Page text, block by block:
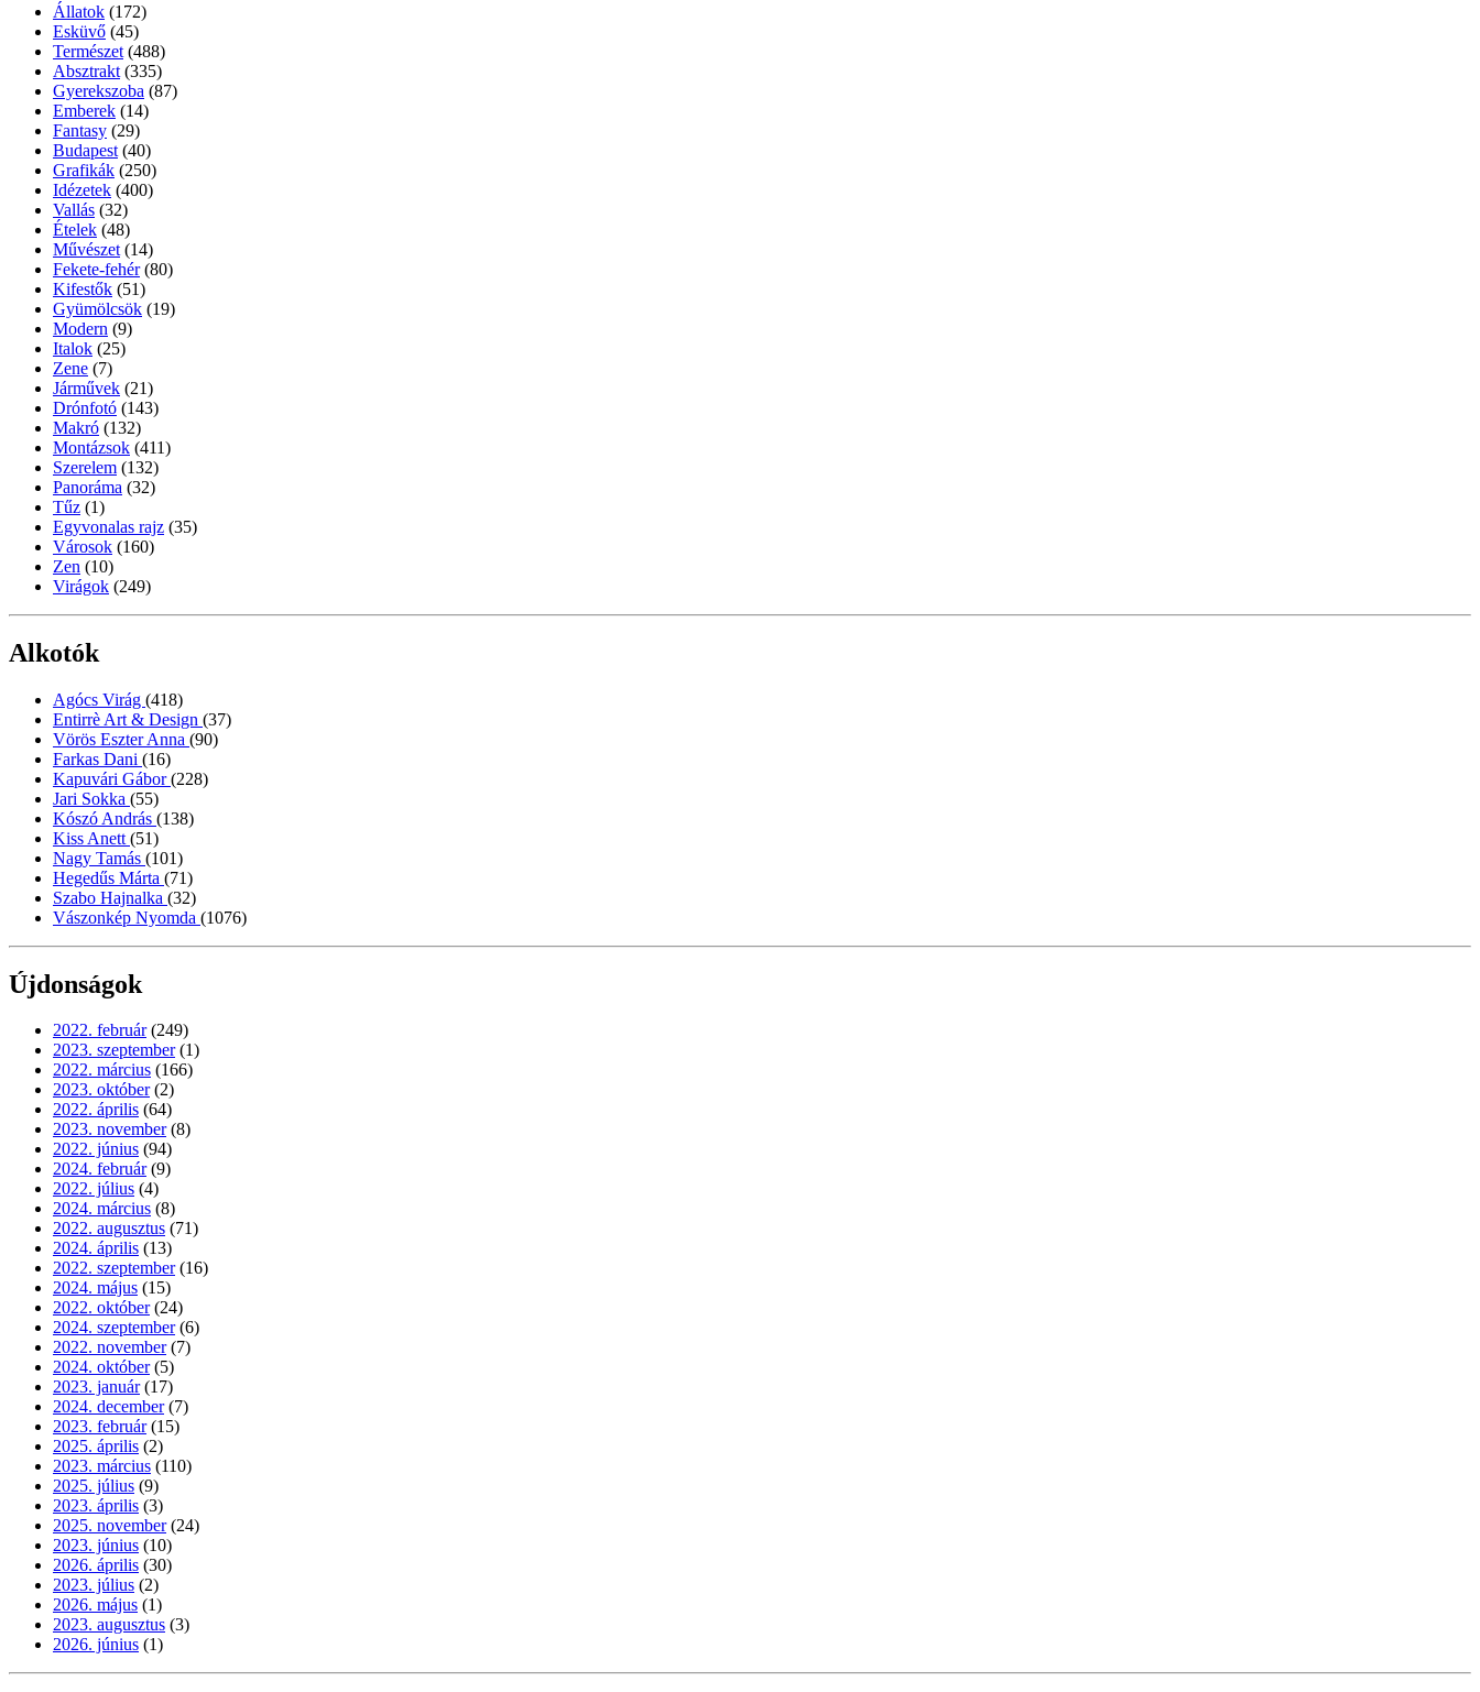
Állatok (172)
Esküvő (45)
Természet (488)
Absztrakt (335)
Gyerekszoba (87)
Emberek (14)
Fantasy (29)
Budapest (40)
Grafikák (250)
Idézetek (400)
Vallás (32)
Ételek (48)
Művészet (14)
Fekete-fehér (80)
Kifestők (51)
Gyümölcsök (19)
Modern (9)
Italok (25)
Zene (7)
Járművek (21)
Drónfotó (143)
Makró (132)
Montázsok (411)
Szerelem (132)
Panoráma (32)
Tűz (1)
Egyvonalas rajz (35)
Városok (160)
Zen (10)
Virágok (249)
Alkotók
Agócs Virág (418)
Entirrè Art & Design (37)
Vörös Eszter Anna (90)
Farkas Dani (16)
Kapuvári Gábor(228)
Jari Sokka (55)
Kószó András (138)
Kiss Anett (51)
Nagy Tamás (101)
Hegedűs Márta (71)
Szabo Hajnalka (32)
Vászonkép Nyomda (1076)
Újdonságok
2022. február (249)
2023. szeptember (1)
2022. március (166)
2023. október (2)
2022. április (64)
2023. november (8)
2022. június (94)
2024. február (9)
2022. július (4)
2024. március (8)
2022. augusztus (71)
2024. április (13)
2022. szeptember (16)
2024. május (15)
2022. október (24)
2024. szeptember (6)
2022. november (7)
2024. október (5)
2023. január (17)
2024. december (7)
2023. február (15)
2025. április (2)
2023. március (110)
2025. július (9)
2023. április (3)
2025. november (24)
2023. június (10)
2026. április (30)
2023. július (2)
2026. május (1)
2023. augusztus (3)
2026. június (1)